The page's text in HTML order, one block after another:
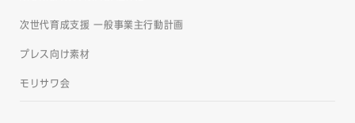
次世代育成支援 一般事業主行動計画
プレス向け素材
モリサワ会